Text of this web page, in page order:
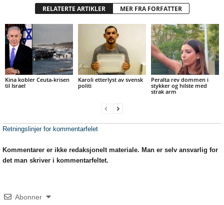
RELATERTE ARTIKLER MER FRA FORFATTER
Kina kobler Ceuta-krisen
til Israel
Karoli etterlyst av svensk
politi
Peralta rev dommen i
stykker og hilste med
strak arm
Retningslinjer for kommentarfelet
Kommentarer er ikke redaksjonelt materiale. Man er selv ansvarlig for
det man skriver i kommentarfeltet.
Abonner